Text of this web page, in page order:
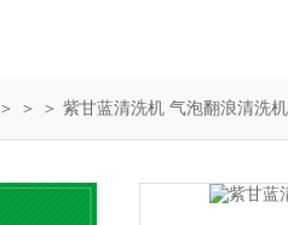
＞ ＞ ＞ 紫甘蓝清洗机 气泡翻浪清洗